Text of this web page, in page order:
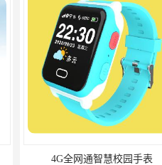
4G全网通智慧养老手表